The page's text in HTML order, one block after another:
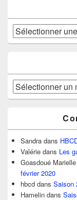
Catégories
Archives
Sandra dans
Valérie dans Les
Goasdoué Marielle
février 2020
hbcd dans Saison
Hamelin dans